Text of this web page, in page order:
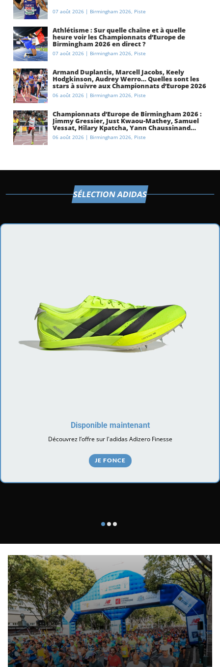
07 août 2026 | Birmingham 2026 Piste
Athlétisme : Sur quelle chaîne et à quelle
heure voir les Championnats d’Europe de
Birmingham 2026 en direct ?
07 août 2026 | Birmingham 2026 Piste
Armand Duplantis, Marcell Jacobs, Keely
Hodgkinson, Audrey Werro… Quelles sont les
stars à suivre aux Championnats d’Europe 2026
à Birmingham ?
06 août 2026 | Birmingham 2026 Piste
Championnats d’Europe de Birmingham 2026 :
Jimmy Gressier, Just Kwaou-Mathey, Samuel
Vessat, Hilary Kpatcha, Yann Chaussinand…
Présentation de l’équipe de France
d’athlétisme
06 août 2026 | Birmingham 2026 Piste
SÉLECTION ADIDAS
Disponible maintenant
Découvrez l’offre sur l'adidas Adizero Finesse
JE FONCE